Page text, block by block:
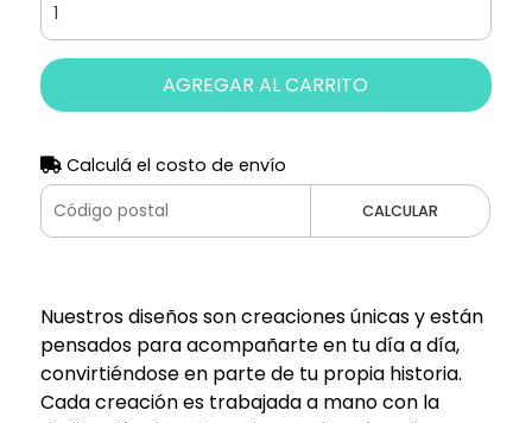
AGREGAR AL CARRITO
Calculá el costo de envío
CALCULAR
Nuestros diseños son creaciones únicas y están
pensados para acompañarte en tu día a día,
convirtiéndose en parte de tu propia historia.
Cada creación es trabajada a mano con la